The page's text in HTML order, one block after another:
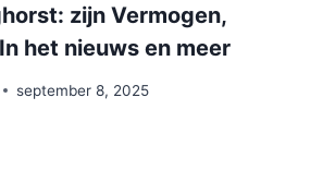
zijn Vermogen,
het nieuws en meer
september 8, 2025